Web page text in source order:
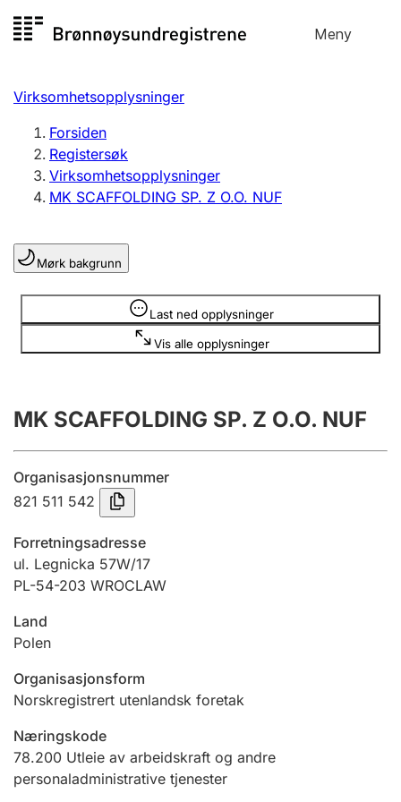
til
Meny
Registersøk
Aksjeselskap
Enkeltpersonforetak
Registrere, endre, slette
Lag og forening
Registrere, endre, slette
Årsregnskap
Innsending og forsinkelsesgebyr
Tinglysing
Jeger
Ektepaktveileder
Offentlig sektor
Virksomhetsopplysninger
Forsiden
Registersøk
Virksomhetsopplysninger
MK SCAFFOLDING SP. Z O.O. NUF
Mørk bakgrunn
Last ned opplysninger
Vis alle opplysninger
Opplysninger er skjult
MK SCAFFOLDING SP. Z O.O. NUF
Organisasjonsnummer
821 511 542
Forretningsadresse
ul. Legnicka 57W/17
PL-54-203 WROCLAW
Land
Polen
Organisasjonsform
Norskregistrert utenlandsk foretak
Næringskode
78.200 Utleie av arbeidskraft og andre
personaladministrative tjenester